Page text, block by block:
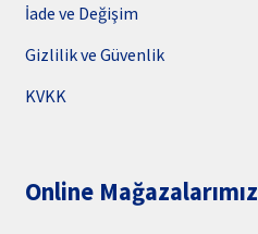
İade ve Değişim
Gizlilik ve Güvenlik
KVKK
Online Mağazalarımız